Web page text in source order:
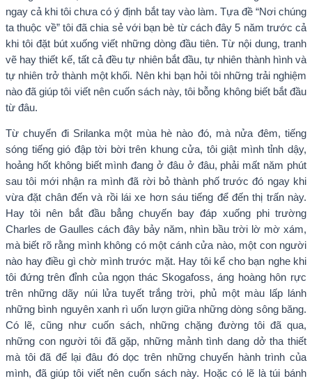
ngay cả khi tôi chưa có ý định bắt tay vào làm. Tựa đề “Nơi chúng
ta thuộc về” tôi đã chia sẻ với bạn bè từ cách đây 5 năm trước cả
khi tôi đặt bút xuống viết những dòng đầu tiên. Từ nội dung, tranh
vẽ hay thiết kế, tất cả đều tự nhiên bắt đầu, tự nhiên thành hình và
tự nhiên trở thành một khối. Nên khi bạn hỏi tôi những trải nghiệm
nào đã giúp tôi viết nên cuốn sách này, tôi bỗng không biết bắt đầu
từ đâu.
Từ chuyến đi Srilanka một mùa hè nào đó, mà nửa đêm, tiếng
sóng tiếng gió đập tời bời trên khung cửa, tôi giật mình tỉnh dậy,
hoảng hốt không biết mình đang ở đâu ở đâu, phải mất năm phút
sau tôi mới nhận ra mình đã rời bỏ thành phố trước đó ngay khi
vừa đặt chân đến và rồi lái xe hơn sáu tiếng để đến thị trấn này.
Hay tôi nên bắt đầu bẳng chuyến bay đáp xuống phi trường
Charles de Gaulles cách đây bảy năm, nhìn bầu trời lờ mờ xám,
mà biết rõ rằng mình không có một cánh cửa nào, một con người
nào hay điều gì chờ mình trước mặt. Hay tôi kể cho bạn nghe khi
tôi đứng trên đỉnh của ngọn thác Skogafoss, áng hoàng hôn rực
trên những dãy núi lửa tuyết trắng trời, phủ một màu lấp lánh
những bình nguyên xanh rì uốn lượn giữa những dòng sông băng.
Có lẽ, cũng như cuốn sách, những chặng đường tôi đã qua,
những con người tôi đã gặp, những mảnh tình dang dở tha thiết
mà tôi đã để lại đâu đó dọc trên những chuyến hành trình của
mình, đã giúp tôi viết nên cuốn sách này. Hoặc có lẽ là túi bánh